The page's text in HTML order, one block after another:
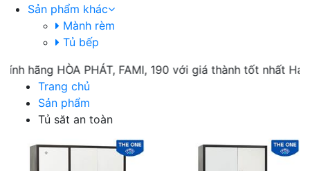
Sản phẩm khác
Mành rèm
Tủ bếp
HÒA PHÁT, FAMI, 190 với giá thành tốt nhất
Trang chủ
Sản phẩm
Tủ săt an toàn